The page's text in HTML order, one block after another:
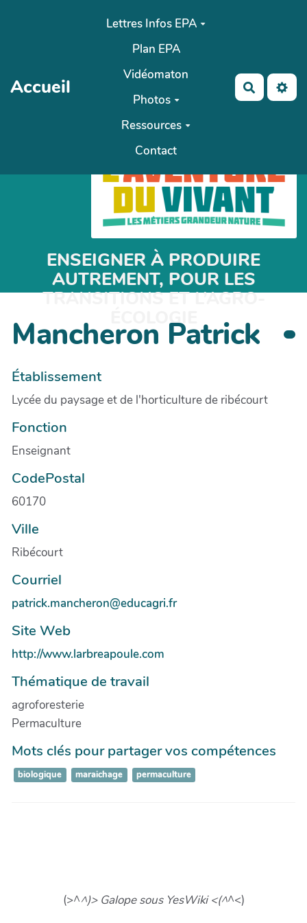
Aller au contenu principal
Accueil
Lettres Infos EPA
Plan EPA
Vidéomaton
Photos
Ressources
Contact
ENSEIGNER À PRODUIRE
AUTREMENT, POUR LES
TRANSITIONS ET L’AGRO-
ÉCOLOGIE
Mancheron Patrick
Établissement
Lycée du paysage et de l'horticulture de ribécourt
Fonction
Enseignant
CodePostal
60170
Ville
Ribécourt
Courriel
patrick.mancheron@educagri.fr
Site Web
http://www.larbreapoule.com
Thématique de travail
agroforesterie
Permaculture
Mots clés pour partager vos compétences
biologique maraichage permaculture
(>^^)> Galope sous YesWiki <(^^<)